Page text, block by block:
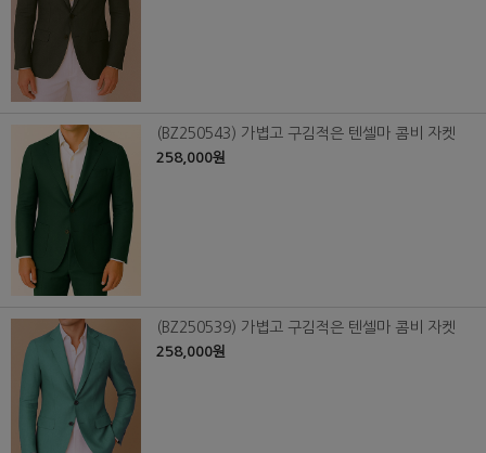
(BZ250543) 가볍고 구김적은 텐셀마 콤비 자켓
258,000원
(BZ250539) 가볍고 구김적은 텐셀마 콤비 자켓
258,000원